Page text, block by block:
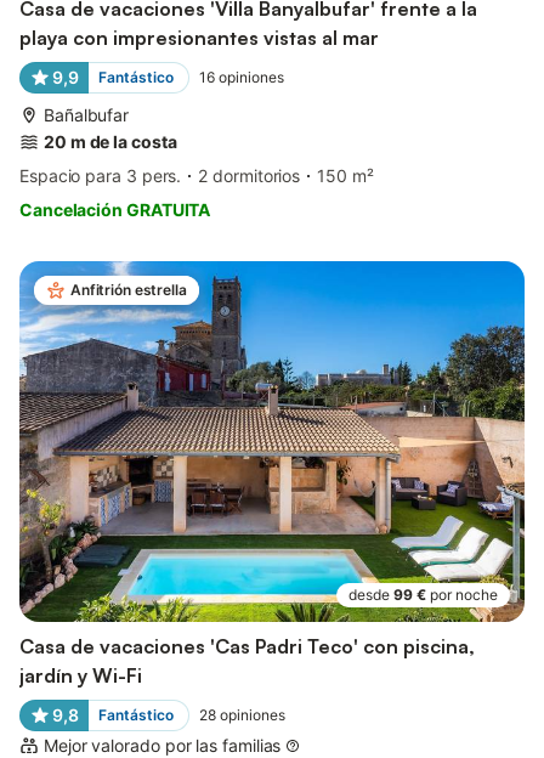
Casa de vacaciones 'Villa Banyalbufar' frente a la
playa con impresionantes vistas al mar
9,9 Fantástico 16 opiniones
Bañalbufar
20 m de la costa
Espacio para 3 pers.
2 dormitorios
150 m²
Cancelación GRATUITA
Anfitrión estrella
desde 99 € por noche
Casa de vacaciones 'Cas Padri Teco' con piscina,
jardín y Wi-Fi
9,8 Fantástico 28 opiniones
Mejor valorado por las familias